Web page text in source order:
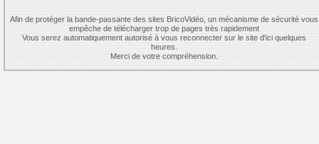
Afin de protéger la bande-passante des sites BricoVidéo, un mécanisme de sécurité vous
empêche de télécharger trop de pages très rapidement
Vous serez automatiquement autorisé à vous reconnecter sur le site d'ici quelques
heures.
Merci de votre compréhension.